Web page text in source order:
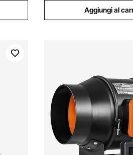
Aggiungi al